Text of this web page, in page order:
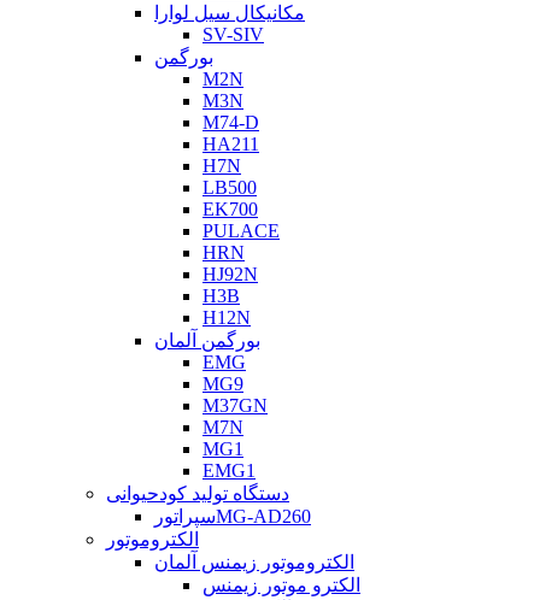
مکانیکال سیل لوارا
SV-SIV
بورگمن
M2N
M3N
M74-D
HA211
H7N
LB500
EK700
PULACE
HRN
HJ92N
H3B
H12N
بورگمن آلمان
EMG
MG9
M37GN
M7N
MG1
EMG1
دستگاه تولید کودحیوانی
سپراتورMG-AD260
الکتروموتور
الکتروموتور زیمنس آلمان
الکترو موتور زیمنس